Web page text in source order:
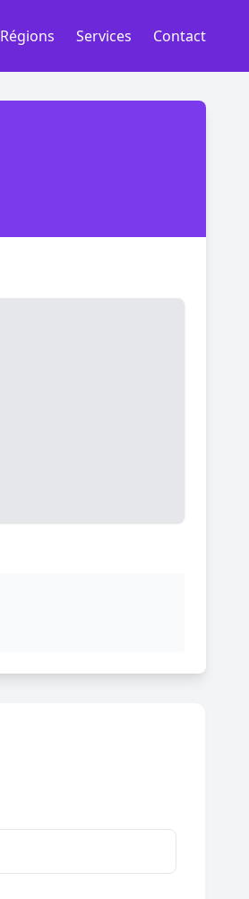
Régions Services Contact